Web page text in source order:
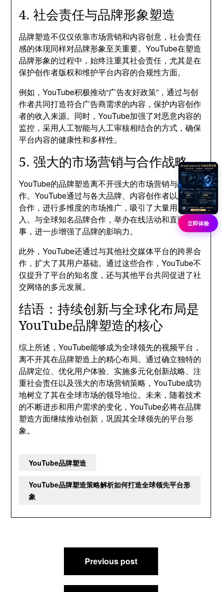
4. 社会责任与品牌形象塑造
品牌塑造不仅仅依靠市场营销和内容创意，社会责任
感的体现同样对品牌形象至关重要。YouTube在塑造
品牌形象的过程中，始终注重其社会责任，尤其是在
保护创作者版权和维护平台内容的合规性方面。
例如，YouTube积极推动“广告友好政策”，通过与创
作者共同打造符合广告商需求的内容，保护内容创作
者的收入来源。同时，YouTube加强了对恶意内容的
监控，采用人工智能与人工审核相结合的方式，确保
平台内容的健康性和多样性。
5. 强大的市场营销与合作战略
YouTube的品牌塑造离不开强大的市场营销与战略合
作。YouTube通过与各大品牌、内容创作者以及明星
合作，进行多维度的市场推广，吸引了大量用户加
入。与全球知名品牌合作，举办在线活动和直播赛
事，进一步增强了品牌的影响力。
此外，YouTube还通过与其他社交媒体平台的跨界合
作，扩大了其用户基础。通过这些合作，YouTube不
仅提升了平台的知名度，还与其他平台共同促进了社
交网络的多元发展。
结语：持续创新与全球化布局是
YouTube品牌塑造的核心
综上所述，YouTube能够成为全球领先的视频平台，
离不开其在品牌塑造上的精心布局。通过确立独特的
品牌定位、优化用户体验、实施多元化创新战略、注
重社会责任以及强大的市场营销策略，YouTube成功
地树立了其在全球市场的领导地位。未来，随着技术
的不断进步和用户需求的变化，YouTube必将在品牌
塑造方面继续推动创新，巩固其全球领先的平台形
象。
YouTube品牌塑造
YouTube品牌塑造策略解析如何打造全球领先平台形
象
Previous post
立即体验